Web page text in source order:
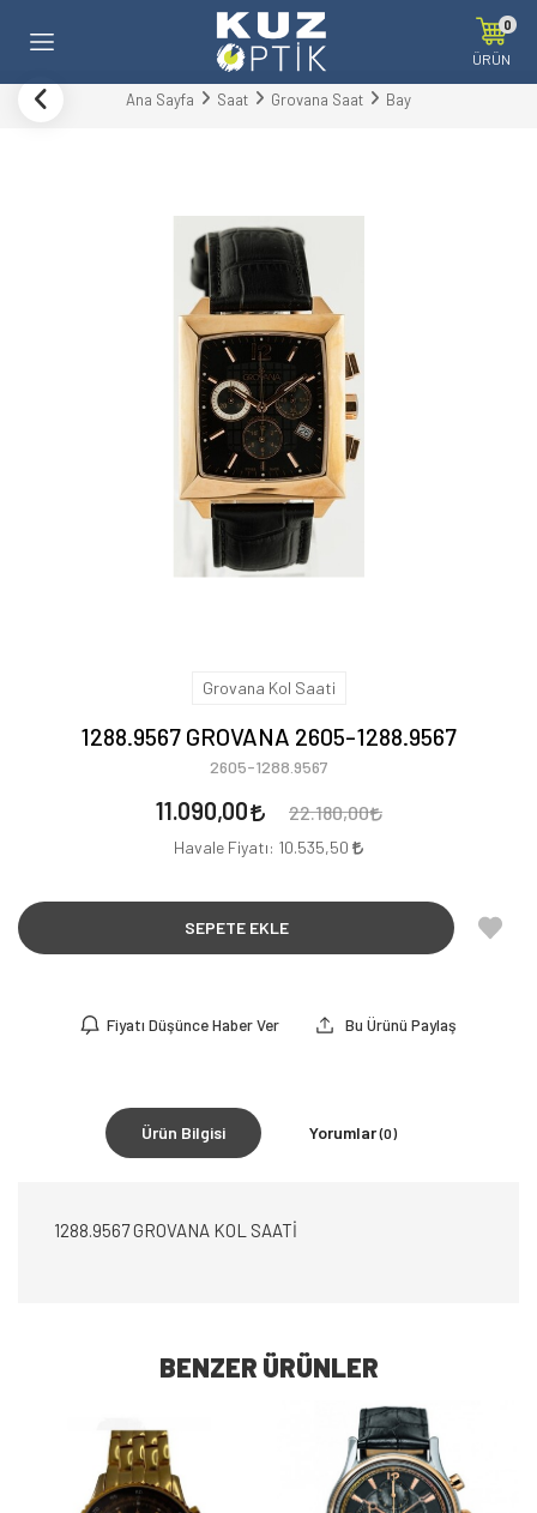
0
ÜRÜN
Ana Sayfa Saat Grovana Saat Bay
Grovana Kol Saati
1288.9567 GROVANA 2605-1288.9567
2605-1288.9567
11.090,00 22.180,00
Havale Fiyatı: 10.535,50
SEPETE EKLE
Fiyatı Düşünce Haber Ver Bu Ürünü Paylaş
Ürün Bilgisi Yorumlar(0)
1288.9567 GROVANA KOL SAATİ
BENZER ÜRÜNLER